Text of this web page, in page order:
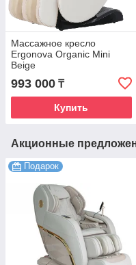
Массажное кресло
Ergonova Organic Mini
Beige
993 000 ₸
Купить
Акционные
Подарок